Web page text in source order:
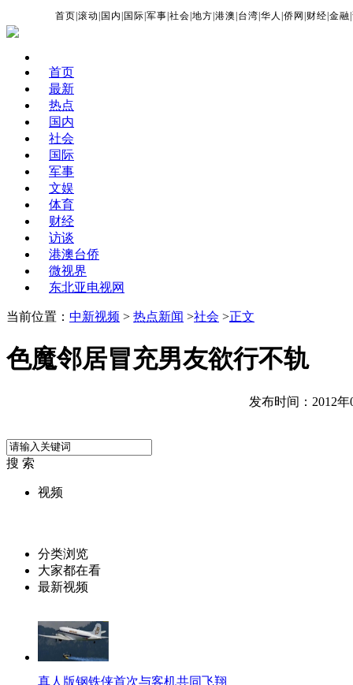
首页 |滚动 国内 国际 |军事 |社会 |地方 |港澳 台湾 |华人 |侨网 财经 |金融 |
首页
最新
热点
国内
社会
国际
军事
文娱
体育
财经
访谈
港澳台侨
微视界
东北亚电视网
当前位置： 中新视频 > 热点新闻 >社会 >正文
色魔邻居冒充男友欲行不轨
发布时间：2012年
搜 索
视频
分类浏览
大家都在看
最新视频
真人版钢铁侠首次与客机共同飞翔